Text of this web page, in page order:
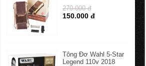
270.000 đ
150.000 đ
Tông Đơ Wahl 5-Star
Legend 110v 2018